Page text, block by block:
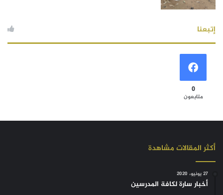
إتبعنا
0
متابعون
أكثر المقالات مشاهدة
27 يونيو، 2020
أخبار سارة لكافة المدرسين